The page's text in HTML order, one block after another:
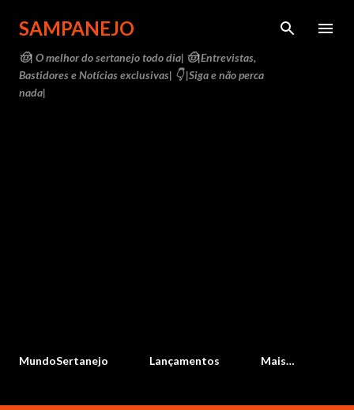
Pular para o conteúdo principal
SAMPANEJO
🤠| O melhor do sertanejo todo dia| 🤠|Entrevistas,
Bastidores e Notícias exclusivas| 👇 |Siga e não perca
nada|
MundoSertanejo Lançamentos Mais…